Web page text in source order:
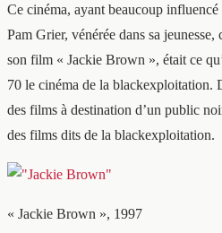
Ce cinéma, ayant beaucoup
Pam Grier, vénérée dans sa
son film « Jackie Brown », était ce
70 le cinéma de la blackexploitation.
des films à destination d’un public
des films dits de la blackexploitation.
« Jackie Brown », 1997